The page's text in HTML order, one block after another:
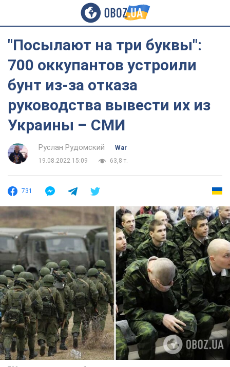
"Посылают на три буквы":
700 оккупантов устроили
бунт из-за отказа
руководства вывести их из
Украины – СМИ
Руслан Рудомский
War
19.08.2022 15:09
63,8 т.
731